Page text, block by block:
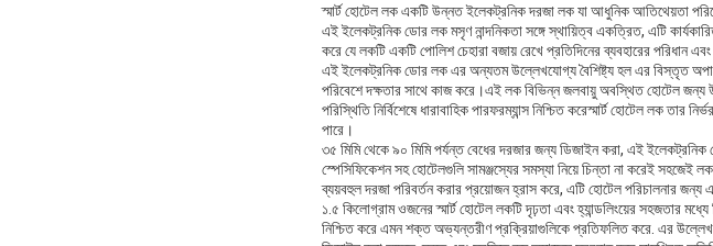
স্মার্ট হোটেল লক একটি উন্নত ইলেকট্রনিক দরজা লক যা আধুনিক আতিথেয়তা
এই ইলেকট্রনিক ডোর লক মসৃণ নান্দনিকতা সঙ্গে স্থায়িত্ব একত্রিত, এটি
করে যে লকটি একটি পোলিশ চেহারা বজায় রেখে প্রতিদিনের ব্যবহারের পরিধান
এই ইলেকট্রনিক ডোর লক এর অন্যতম উল্লেখযোগ্য বৈশিষ্ট্য হল এর বিস্তৃত
পরিবেশে দক্ষতার সাথে কাজ করে।এই লক বিভিন্ন জলবায়ু অবস্থিত হোটেল জন্য
পরিস্থিতি নির্বিশেষে ধারাবাহিক পারফরম্যান্স নিশ্চিত করেস্মার্ট হোটেল লক
পারে।
৩৫ মিমি থেকে ৯০ মিমি পর্যন্ত বেধের দরজার জন্য ডিজাইন করা, এই
স্পেসিফিকেশন সহ হোটেলগুলি সামঞ্জস্যের সমস্যা নিয়ে চিন্তা না করেই
ব্যয়বহুল দরজা পরিবর্তন করার প্রয়োজন হ্রাস করে, এটি হোটেল পরিচালনার জন্য
১.৫ কিলোগ্রাম ওজনের স্মার্ট হোটেল লকটি দৃঢ়তা এবং হ্যান্ডলিংয়ের সহজতার
নিশ্চিত করে এমন শক্ত অভ্যন্তরীণ প্রক্রিয়াগুলিকে প্রতিফলিত করে. এর